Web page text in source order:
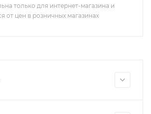
только для интернет-магазина и
от цен в розничных магазинах